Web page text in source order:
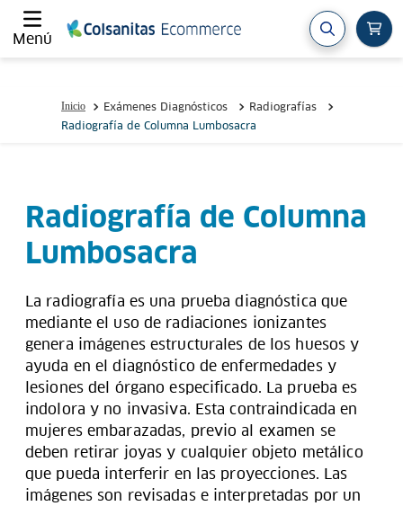
Menú
Exámenes Diagnósticos
Radiografías
Radiografía de Columna Lumbosacra
Radiografía de Columna
Lumbosacra
La radiografía es una prueba diagnóstica que
mediante el uso de radiaciones ionizantes
genera imágenes estructurales de los huesos y
ayuda en el diagnóstico de enfermedades y
lesiones del órgano especificado. La prueba es
indolora y no invasiva. Esta contraindicada en
mujeres embarazadas, previo al examen se
deben retirar joyas y cualquier objeto metálico
que pueda interferir en las proyecciones. Las
imágenes son revisadas e interpretadas por un